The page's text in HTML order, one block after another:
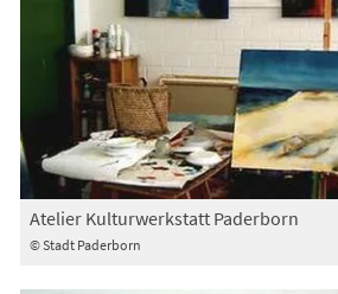
© Stadt Paderborn
Atelier Kulturwerkstatt Paderborn